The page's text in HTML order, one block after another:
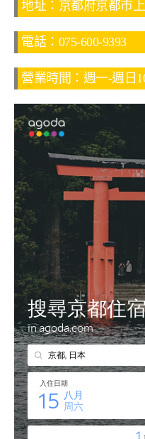
地址：京都府京都市
電話：075-600-9393
營業時間：週一-週日